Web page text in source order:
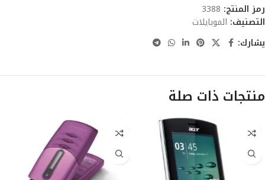
رمز المنتج: 3388
التصنيف: الموبايلات
يشارك:
منتجات ذات صلة